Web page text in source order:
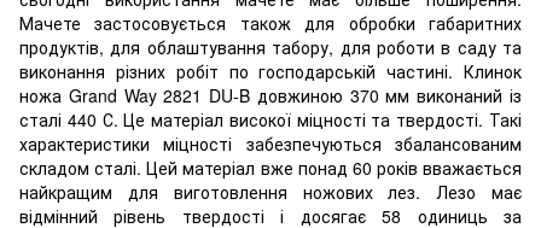
Мачете застосовується також для обробки габаритних
продуктів, для облаштування табору, для роботи в саду та
виконання різних робіт по господарській частині. Клинок
ножа Grand Way 2821 DU-B довжиною 370 мм виконаний із
сталі 440 С. Це матеріал високої міцності та твердості. Такі
характеристики міцності забезпечуються збалансованим
складом сталі. Цей матеріал вже понад 60 років вважається
найкращим для виготовлення ножових лез. Лезо має
відмінний рівень твердості і досягає 58 одиниць за